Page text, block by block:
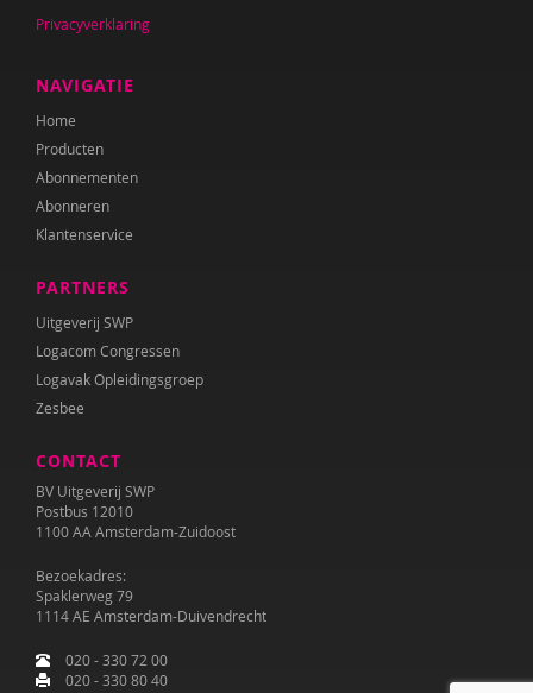
Privacyverklaring
NAVIGATIE
Home
Producten
Abonnementen
Abonneren
Klantenservice
PARTNERS
Uitgeverij SWP
Logacom Congressen
Logavak Opleidingsgroep
Zesbee
CONTACT
BV Uitgeverij SWP
Postbus 12010
1100 AA Amsterdam-Zuidoost
Bezoekadres:
Spaklerweg 79
1114 AE Amsterdam-Duivendrecht
020 - 330 72 00
020 - 330 80 40